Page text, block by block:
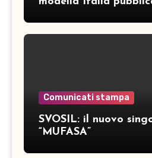
Comunicati stampa
SVOSIL: il nuovo
“MUFASA”